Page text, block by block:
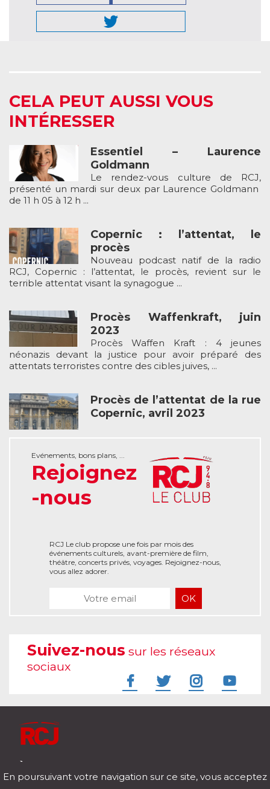
CELA PEUT AUSSI VOUS
INTÉRESSER
Essentiel – Laurence
Goldmann
Le rendez-vous culture de RCJ,
présenté un mardi sur deux par Laurence Goldmann
de 11 h 05 à 12 h ...
Copernic : l’attentat, le
procès
Nouveau podcast natif de la radio
RCJ, Copernic : l’attentat, le procès, revient sur le
terrible attentat visant la synagogue ...
Procès Waffenkraft, juin
2023
Procès Waffen Kraft : 4 jeunes
néonazis devant la justice pour avoir préparé des
attentats terroristes contre des cibles juives, ...
Procès de l’attentat de la rue
Copernic, avril 2023
Evénements, bons plans, ...
Rejoignez
-nous
RCJ Le club propose une fois par mois des
événements culturels, avant-première de film,
théâtre, concerts privés, voyages. Rejoignez-nous,
vous allez adorer.
Suivez-nous sur les réseaux
sociaux
Télécharger notre application pour iOs et Android
En poursuivant votre navigation sur ce site, vous acceptez